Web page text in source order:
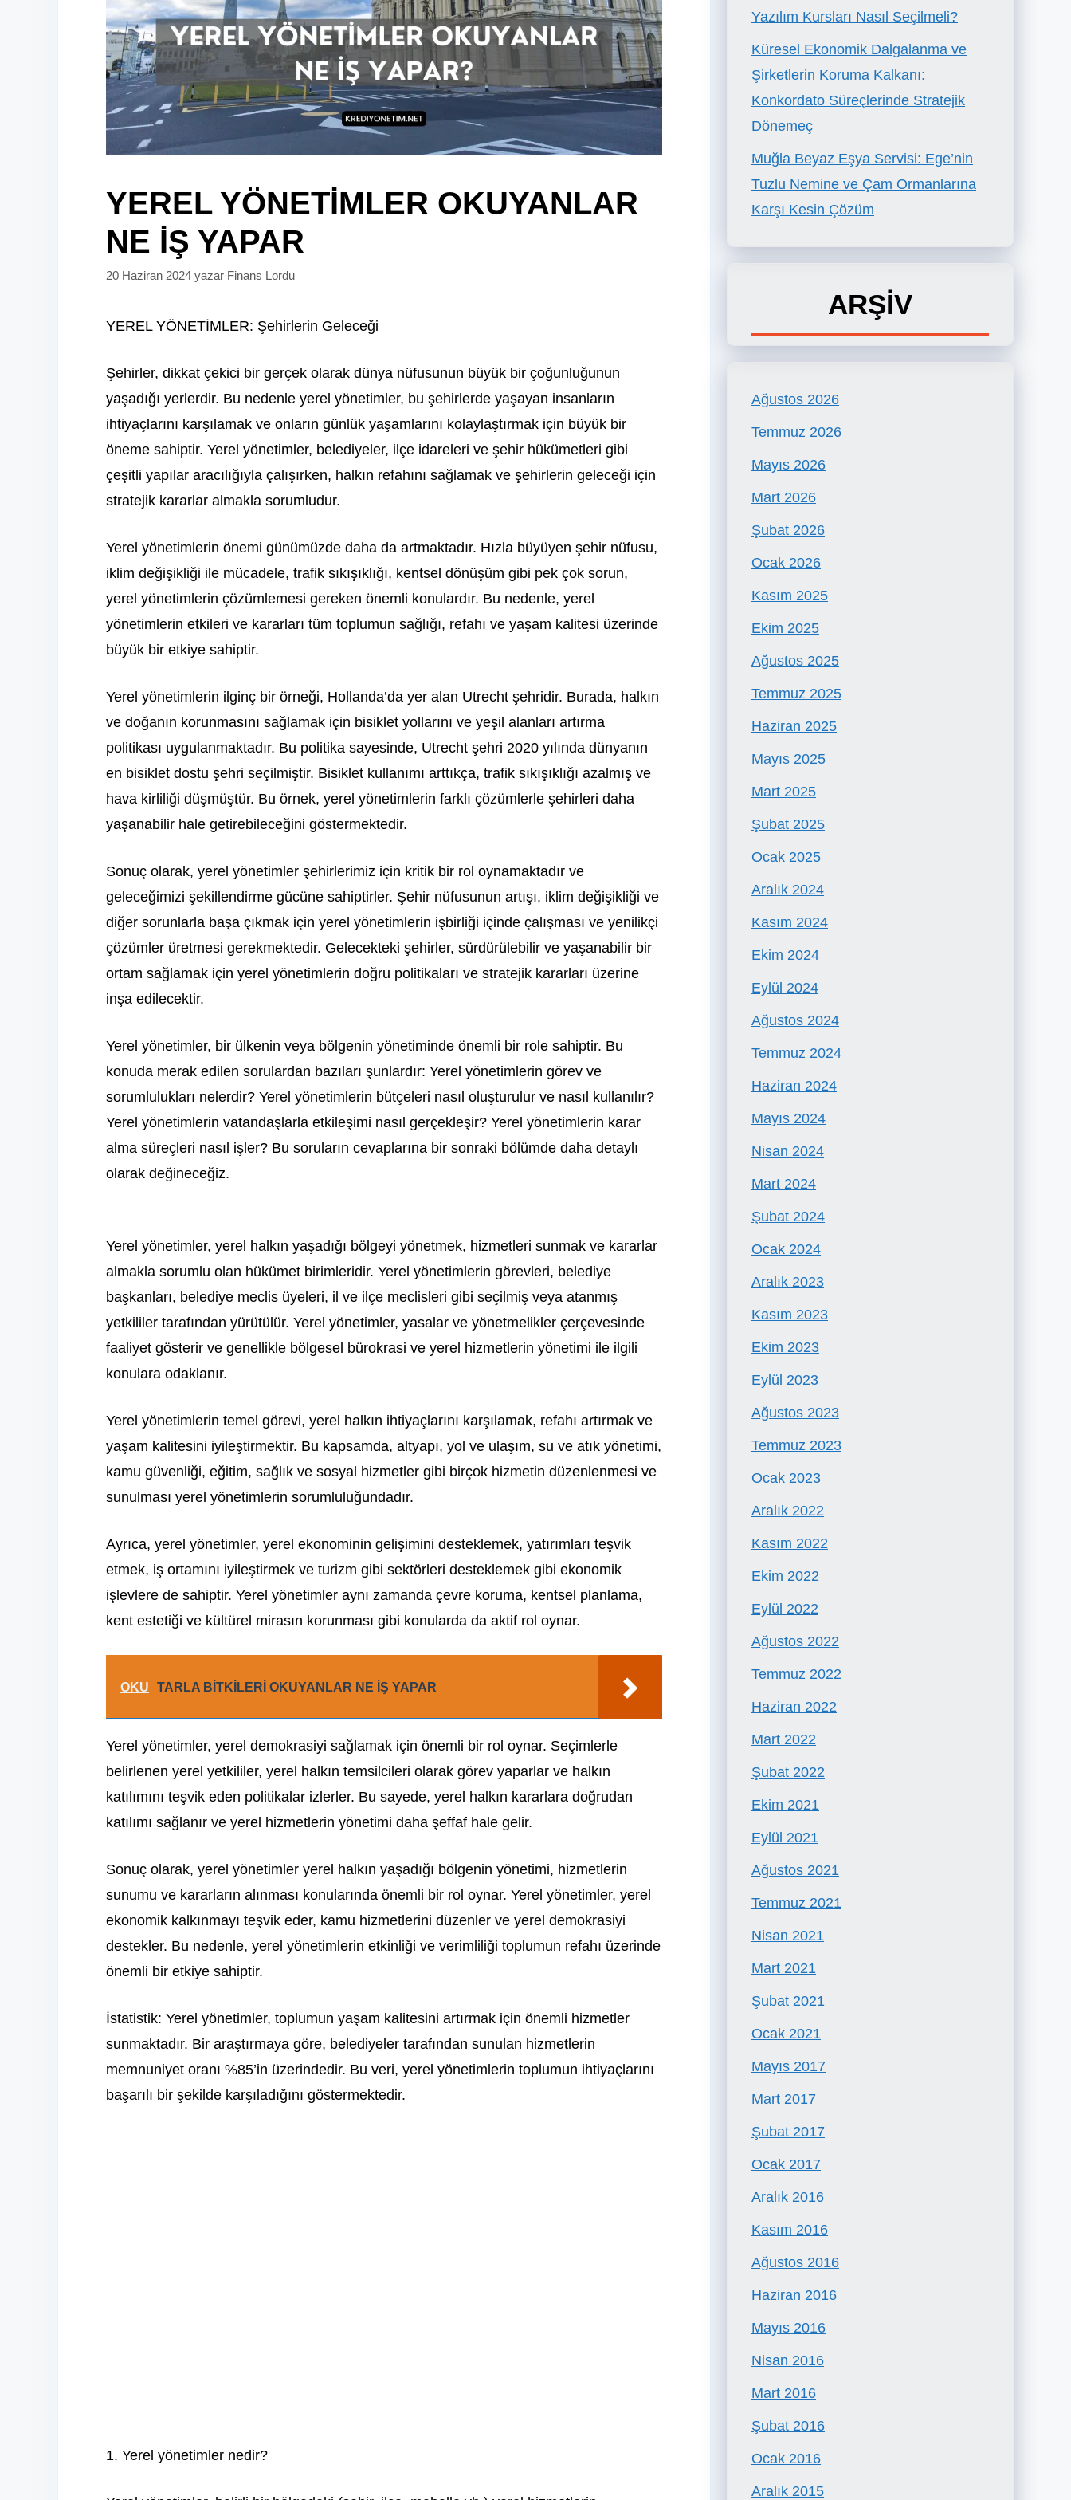
YEREL YÖNETİMLER OKUYANLAR
NE İŞ YAPAR
20 Haziran 2024 yazar Finans Lordu
YEREL YÖNETİMLER: Şehirlerin Geleceği
Şehirler, dikkat çekici bir gerçek olarak dünya nüfusunun büyük bir çoğunluğunun
yaşadığı yerlerdir. Bu nedenle yerel yönetimler, bu şehirlerde yaşayan insanların
ihtiyaçlarını karşılamak ve onların günlük yaşamlarını kolaylaştırmak için büyük bir
öneme sahiptir. Yerel yönetimler, belediyeler, ilçe idareleri ve şehir hükümetleri gibi
çeşitli yapılar aracılığıyla çalışırken, halkın refahını sağlamak ve şehirlerin geleceği için
stratejik kararlar almakla sorumludur.
Yerel yönetimlerin önemi günümüzde daha da artmaktadır. Hızla büyüyen şehir nüfusu,
iklim değişikliği ile mücadele, trafik sıkışıklığı, kentsel dönüşüm gibi pek çok sorun,
yerel yönetimlerin çözümlemesi gereken önemli konulardır. Bu nedenle, yerel
yönetimlerin etkileri ve kararları tüm toplumun sağlığı, refahı ve yaşam kalitesi üzerinde
büyük bir etkiye sahiptir.
Yerel yönetimlerin ilginç bir örneği, Hollanda’da yer alan Utrecht şehridir. Burada, halkın
ve doğanın korunmasını sağlamak için bisiklet yollarını ve yeşil alanları artırma
politikası uygulanmaktadır. Bu politika sayesinde, Utrecht şehri 2020 yılında dünyanın
en bisiklet dostu şehri seçilmiştir. Bisiklet kullanımı arttıkça, trafik sıkışıklığı azalmış ve
hava kirliliği düşmüştür. Bu örnek, yerel yönetimlerin farklı çözümlerle şehirleri daha
yaşanabilir hale getirebileceğini göstermektedir.
Sonuç olarak, yerel yönetimler şehirlerimiz için kritik bir rol oynamaktadır ve
geleceğimizi şekillendirme gücüne sahiptirler. Şehir nüfusunun artışı, iklim değişikliği ve
diğer sorunlarla başa çıkmak için yerel yönetimlerin işbirliği içinde çalışması ve yenilikçi
çözümler üretmesi gerekmektedir. Gelecekteki şehirler, sürdürülebilir ve yaşanabilir bir
ortam sağlamak için yerel yönetimlerin doğru politikaları ve stratejik kararları üzerine
inşa edilecektir.
Yerel yönetimler, bir ülkenin veya bölgenin yönetiminde önemli bir role sahiptir. Bu
konuda merak edilen sorulardan bazıları şunlardır: Yerel yönetimlerin görev ve
sorumlulukları nelerdir? Yerel yönetimlerin bütçeleri nasıl oluşturulur ve nasıl kullanılır?
Yerel yönetimlerin vatandaşlarla etkileşimi nasıl gerçekleşir? Yerel yönetimlerin karar
alma süreçleri nasıl işler? Bu soruların cevaplarına bir sonraki bölümde daha detaylı
olarak değineceğiz.
Yerel yönetimler, yerel halkın yaşadığı bölgeyi yönetmek, hizmetleri sunmak ve kararlar
almakla sorumlu olan hükümet birimleridir. Yerel yönetimlerin görevleri, belediye
başkanları, belediye meclis üyeleri, il ve ilçe meclisleri gibi seçilmiş veya atanmış
yetkililer tarafından yürütülür. Yerel yönetimler, yasalar ve yönetmelikler çerçevesinde
faaliyet gösterir ve genellikle bölgesel bürokrasi ve yerel hizmetlerin yönetimi ile ilgili
konulara odaklanır.
Yerel yönetimlerin temel görevi, yerel halkın ihtiyaçlarını karşılamak, refahı artırmak ve
yaşam kalitesini iyileştirmektir. Bu kapsamda, altyapı, yol ve ulaşım, su ve atık yönetimi,
kamu güvenliği, eğitim, sağlık ve sosyal hizmetler gibi birçok hizmetin düzenlenmesi ve
sunulması yerel yönetimlerin sorumluluğundadır.
Ayrıca, yerel yönetimler, yerel ekonominin gelişimini desteklemek, yatırımları teşvik
etmek, iş ortamını iyileştirmek ve turizm gibi sektörleri desteklemek gibi ekonomik
işlevlere de sahiptir. Yerel yönetimler aynı zamanda çevre koruma, kentsel planlama,
kent estetiği ve kültürel mirasın korunması gibi konularda da aktif rol oynar.
OKU TARLA BİTKİLERİ OKUYANLAR NE İŞ YAPAR
Yerel yönetimler, yerel demokrasiyi sağlamak için önemli bir rol oynar. Seçimlerle
belirlenen yerel yetkililer, yerel halkın temsilcileri olarak görev yaparlar ve halkın
katılımını teşvik eden politikalar izlerler. Bu sayede, yerel halkın kararlara doğrudan
katılımı sağlanır ve yerel hizmetlerin yönetimi daha şeffaf hale gelir.
Sonuç olarak, yerel yönetimler yerel halkın yaşadığı bölgenin yönetimi, hizmetlerin
sunumu ve kararların alınması konularında önemli bir rol oynar. Yerel yönetimler, yerel
ekonomik kalkınmayı teşvik eder, kamu hizmetlerini düzenler ve yerel demokrasiyi
destekler. Bu nedenle, yerel yönetimlerin etkinliği ve verimliliği toplumun refahı üzerinde
önemli bir etkiye sahiptir.
İstatistik: Yerel yönetimler, toplumun yaşam kalitesini artırmak için önemli hizmetler
sunmaktadır. Bir araştırmaya göre, belediyeler tarafından sunulan hizmetlerin
memnuniyet oranı %85’in üzerindedir. Bu veri, yerel yönetimlerin toplumun ihtiyaçlarını
başarılı bir şekilde karşıladığını göstermektedir.
1. Yerel yönetimler nedir?
Yazılım Kursları Nasıl Seçilmeli?
Küresel Ekonomik Dalgalanma ve
Şirketlerin Koruma Kalkanı:
Konkordato Süreçlerinde Stratejik
Dönemeç
Muğla Beyaz Eşya Servisi: Ege’nin
Tuzlu Nemine ve Çam Ormanlarına
Karşı Kesin Çözüm
ARŞİV
Ağustos 2026
Temmuz 2026
Mayıs 2026
Mart 2026
Şubat 2026
Ocak 2026
Kasım 2025
Ekim 2025
Ağustos 2025
Temmuz 2025
Haziran 2025
Mayıs 2025
Mart 2025
Şubat 2025
Ocak 2025
Aralık 2024
Kasım 2024
Ekim 2024
Eylül 2024
Ağustos 2024
Temmuz 2024
Haziran 2024
Mayıs 2024
Nisan 2024
Mart 2024
Şubat 2024
Ocak 2024
Aralık 2023
Kasım 2023
Ekim 2023
Eylül 2023
Ağustos 2023
Temmuz 2023
Ocak 2023
Aralık 2022
Kasım 2022
Ekim 2022
Eylül 2022
Ağustos 2022
Temmuz 2022
Haziran 2022
Mart 2022
Şubat 2022
Ekim 2021
Eylül 2021
Ağustos 2021
Temmuz 2021
Nisan 2021
Mart 2021
Şubat 2021
Ocak 2021
Mayıs 2017
Mart 2017
Şubat 2017
Ocak 2017
Aralık 2016
Kasım 2016
Ağustos 2016
Haziran 2016
Mayıs 2016
Nisan 2016
Mart 2016
Şubat 2016
Ocak 2016
Aralık 2015